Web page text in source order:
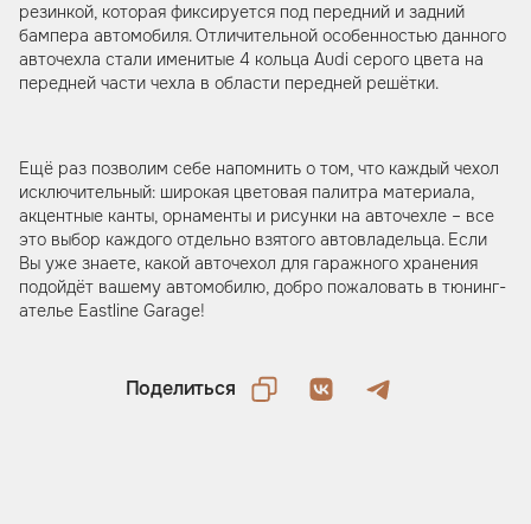
резинкой, которая фиксируется под передний и задний
бампера автомобиля. Отличительной особенностью данного
авточехла стали именитые 4 кольца Audi серого цвета на
передней части чехла в области передней решётки.
Ещё раз позволим себе напомнить о том, что каждый чехол
исключительный: широкая цветовая палитра материала,
акцентные канты, орнаменты и рисунки на авточехле – все
это выбор каждого отдельно взятого автовладельца. Если
Вы уже знаете, какой авточехол для гаражного хранения
подойдёт вашему автомобилю, добро пожаловать в тюнинг-
ателье Eastline Garage!
Поделиться